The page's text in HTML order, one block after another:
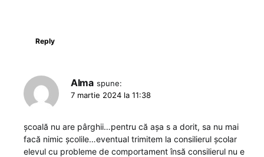
Reply
Alma spune:
7 martie 2024 la 11:38
școală nu are pârghii…pentru că așa s a dorit, sa nu mai
facă nimic școlile…eventual trimitem la consilierul școlar
elevul cu probleme de comportament însă consilierul nu e